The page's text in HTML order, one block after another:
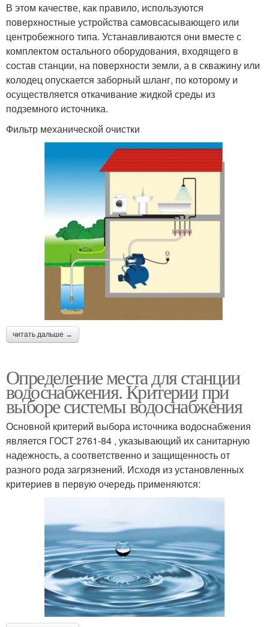
В этом качестве, как правило, используются
поверхностные устройства самовсасывающего или
центробежного типа. Устанавливаются они вместе с
комплектом остального оборудования, входящего в
состав станции, на поверхности земли, а в скважину или
колодец опускается заборный шланг, по которому и
осуществляется откачивание жидкой среды из
подземного источника.
Фильтр механической очистки
читать дальше →
Определение места для станции
водоснабжения. Критерии при
выборе системы водоснабжения
Основной критерий выбора источника водоснабжения
является ГОСТ 2761-84 , указывающий их санитарную
надежность, а соответственно и защищенность от
разного рода загрязнений. Исходя из установленных
критериев в первую очередь применяются: